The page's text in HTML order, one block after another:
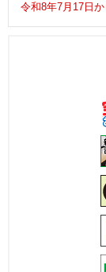
令和8年7月17日